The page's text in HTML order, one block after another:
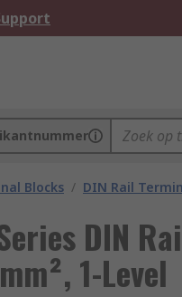
Blocks / DIN Rail
DIN
1-Level